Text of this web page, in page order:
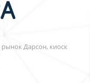
Дарсон, киоск